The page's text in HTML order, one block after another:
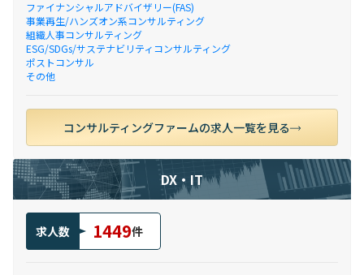
ファイナンシャルアドバイザリー(FAS)
事業再生/ハンズオン系コンサルティング
組織人事コンサルティング
ESG/SDGs/サステナビリティコンサルティング
ポストコンサル
その他
コンサルティングファームの求人一覧を見る
DX・IT
求人数 1449件